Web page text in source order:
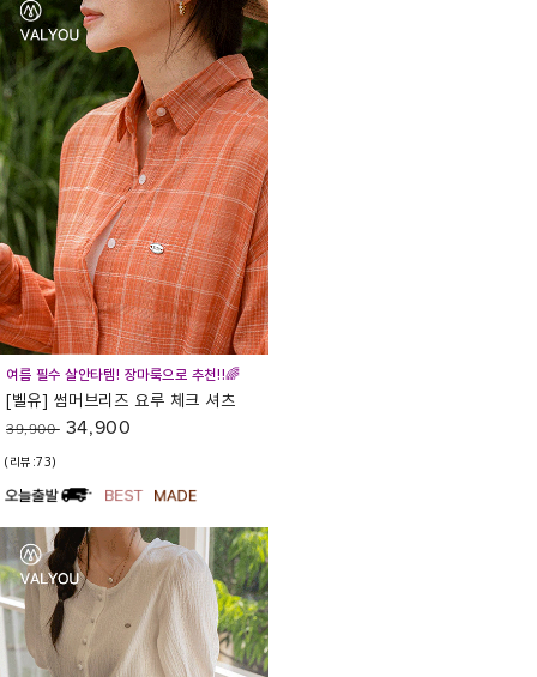
여름 필수 살안타템! 장마룩으로 추천!!🌈
[벨유] 썸머브리즈 요루 체크 셔츠
39,900 34,900
(리뷰:73)